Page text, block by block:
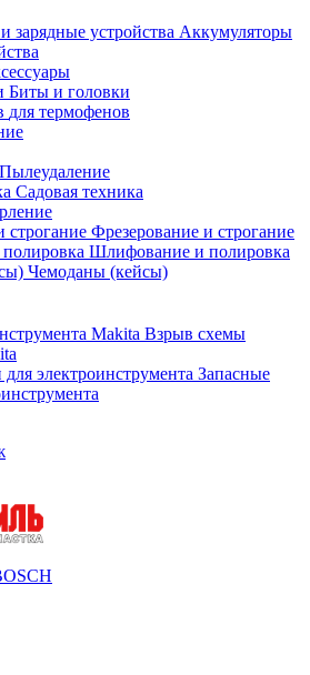
Аккумуляторы
Биты и головки
для термофенов
Пылеудаление
Садовая техника
Фрезерование и строгание
Шлифование и полировка
Чемоданы (кейсы)
Взрыв схемы
Запасные